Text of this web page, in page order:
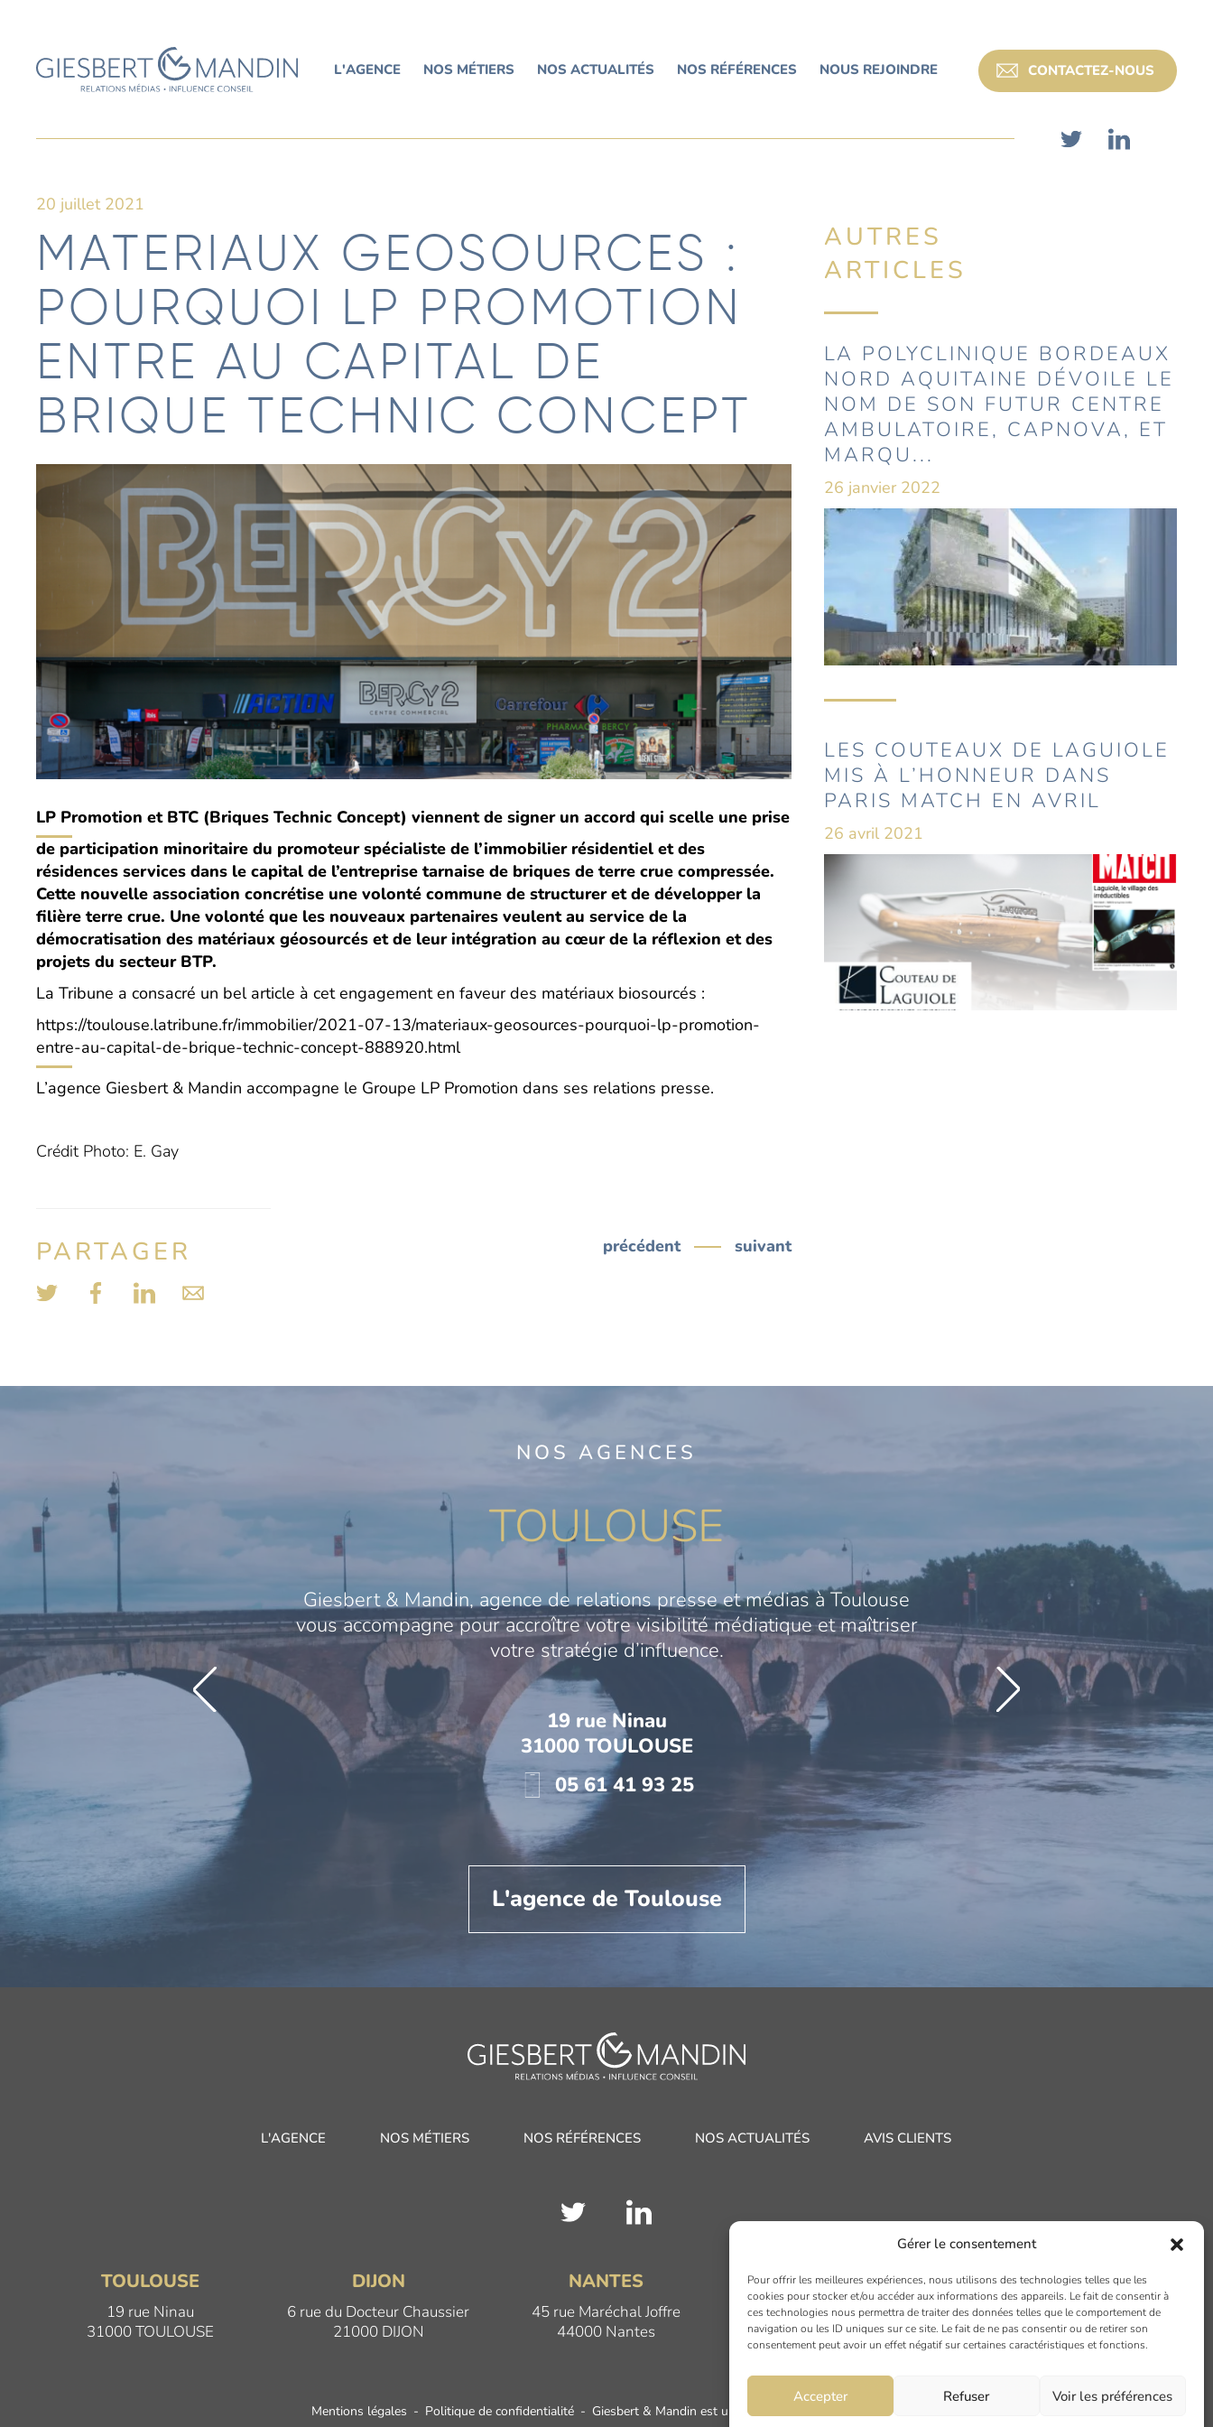
Gérer le consentement
Pour offrir les meilleures expériences, nous utilisons des technologies telles que les
cookies pour stocker et/ou accéder aux informations des appareils. Le fait de consentir à
ces technologies nous permettra de traiter des données telles que le comportement de
navigation ou les ID uniques sur ce site. Le fait de ne pas consentir ou de retirer son
consentement peut avoir un effet négatif sur certaines caractéristiques et fonctions.
Accepter Refuser Voir les préférences
L'AGENCE NOS MÉTIERS NOS ACTUALITÉS NOS RÉFÉRENCES NOUS REJOINDRE CONTACTEZ-NOUS
20 juillet 2021
MATERIAUX GEOSOURCES :
POURQUOI LP PROMOTION
ENTRE AU CAPITAL DE
BRIQUE TECHNIC CONCEPT
LP Promotion et BTC (Briques Technic Concept) viennent de signer un accord qui scelle une prise
de participation minoritaire du promoteur spécialiste de l’immobilier résidentiel et des
résidences services dans le capital de l’entreprise tarnaise de briques de terre crue compressée.
Cette nouvelle association concrétise une volonté commune de structurer et de développer la
filière terre crue. Une volonté que les nouveaux partenaires veulent au service de la
démocratisation des matériaux géosourcés et de leur intégration au cœur de la réflexion et des
projets du secteur BTP.
La Tribune a consacré un bel article à cet engagement en faveur des matériaux biosourcés :
https://toulouse.latribune.fr/immobilier/2021-07-13/materiaux-geosources-pourquoi-lp-promotion-
entre-au-capital-de-brique-technic-concept-888920.html
L’agence Giesbert & Mandin accompagne le Groupe LP Promotion dans ses relations presse.
Crédit Photo: E. Gay
PARTAGER précédent suivant
AUTRES
ARTICLES
LA POLYCLINIQUE BORDEAUX
NORD AQUITAINE DÉVOILE LE
NOM DE SON FUTUR CENTRE
AMBULATOIRE, CAPNOVA, ET
MARQU...
26 janvier 2022
LES COUTEAUX DE LAGUIOLE
MIS À L’HONNEUR DANS
PARIS MATCH EN AVRIL
26 avril 2021
NOS AGENCES
TOULOUSE
Giesbert & Mandin, agence de relations presse et médias à Toulouse
vous accompagne pour accroître votre visibilité médiatique et maîtriser
votre stratégie d’influence.
19 rue Ninau
31000 TOULOUSE
05 61 41 93 25
L'agence de Toulouse
L'AGENCE NOS MÉTIERS NOS RÉFÉRENCES NOS ACTUALITÉS AVIS CLIENTS
TOULOUSE
19 rue Ninau
31000 TOULOUSE
DIJON
6 rue du Docteur Chaussier
21000 DIJON
NANTES
45 rue Maréchal Joffre
44000 Nantes
LYON
17 Quai Joseph Gillet
69004 LYON
PARIS
7 rue du Nord
94120 FONTENAY SOUS BOIS
Mentions légales Politique de confidentialité Giesbert & Mandin est une filiale du Groupe Intelligible